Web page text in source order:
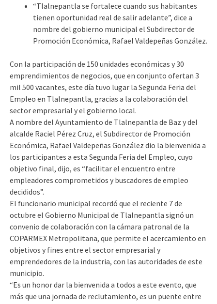
“Tlalnepantla se fortalece cuando sus habitantes
tienen oportunidad real de salir adelante”, dice a
nombre del gobierno municipal el Subdirector de
Promoción Económica, Rafael Valdepeñas González.
Con la participación de 150 unidades económicas y 30
emprendimientos de negocios, que en conjunto ofertan 3
mil 500 vacantes, este día tuvo lugar la Segunda Feria del
Empleo en Tlalnepantla, gracias a la colaboración del
sector empresarial y el gobierno local.
A nombre del Ayuntamiento de Tlalnepantla de Baz y del
alcalde Raciel Pérez Cruz, el Subdirector de Promoción
Económica, Rafael Valdepeñas González dio la bienvenida a
los participantes a esta Segunda Feria del Empleo, cuyo
objetivo final, dijo, es “facilitar el encuentro entre
empleadores comprometidos y buscadores de empleo
decididos”.
El funcionario municipal recordó que el reciente 7 de
octubre el Gobierno Municipal de Tlalnepantla signó un
convenio de colaboración con la cámara patronal de la
COPARMEX Metropolitana, que permite el acercamiento en
objetivos y fines entre el sector empresarial y
emprendedores de la industria, con las autoridades de este
municipio.
“Es un honor dar la bienvenida a todos a este evento, que
más que una jornada de reclutamiento, es un puente entre